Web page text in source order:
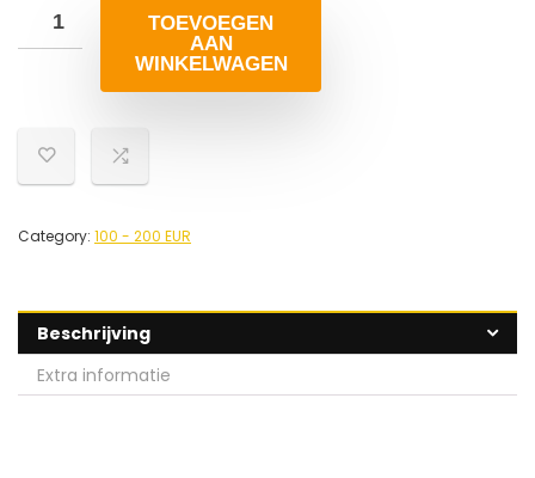
TOEVOEGEN
AAN
WINKELWAGEN
Category: 100 - 200 EUR
Beschrijving
Extra informatie